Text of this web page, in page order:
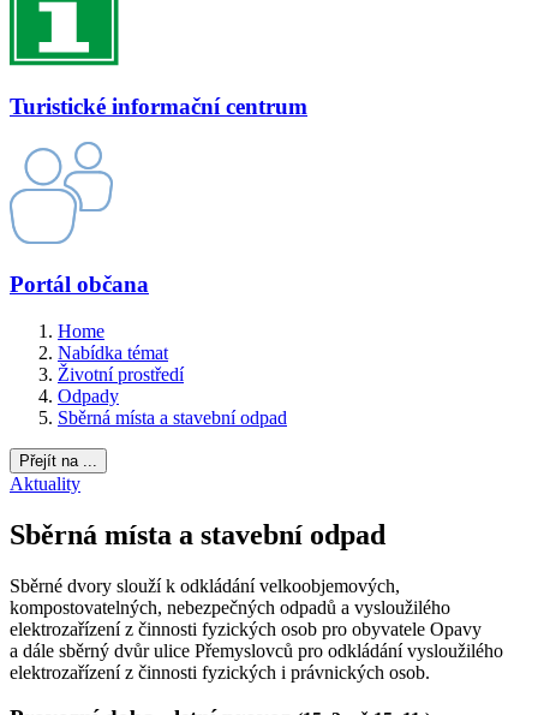
Turistické informační centrum
Portál občana
Home
Nabídka témat
Životní prostředí
Odpady
Sběrná místa a stavební odpad
Přejít na ...
Aktuality
Sběrná místa a stavební odpad
Sběrné dvory slouží k odkládání velkoobjemových,
kompostovatelných, nebezpečných odpadů a vysloužilého
elektrozařízení z činnosti fyzických osob pro obyvatele Opavy
a dále sběrný dvůr ulice Přemyslovců pro odkládání vysloužilého
elektrozařízení z činnosti fyzických i právnických osob.